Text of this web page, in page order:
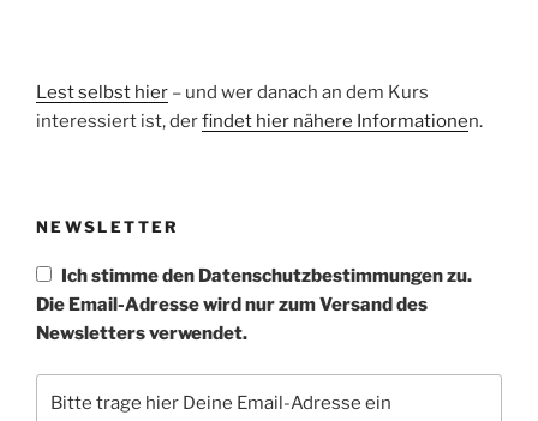
Lest selbst hier – und wer danach an dem Kurs
interessiert ist, derfindet hier nähere Informationen.
NEWSLETTER
Ich stimme den Datenschutzbestimmungen zu.
Die Email-Adresse wird nur zum Versand des
Newsletters verwendet.